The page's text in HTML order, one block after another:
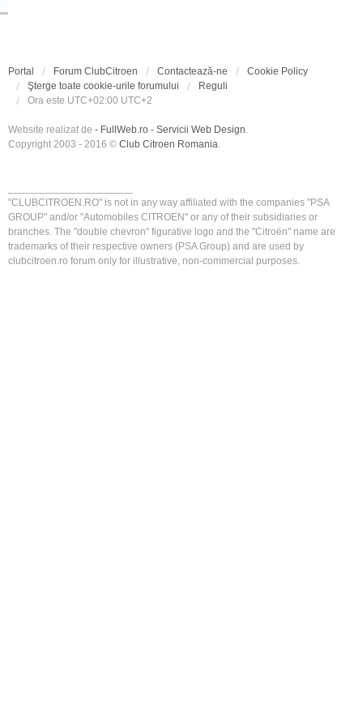
Portal Forum ClubCitroen Contactează-ne
Cookie Policy
Şterge toate cookie-urile forumului
Reguli
Ora este UTC+02:00 UTC+2
Website realizat de - FullWeb.ro - Servicii Web Design.
Copyright 2003 - 2016 © Club Citroen Romania.
"CLUBCITROEN.RO" is not in any way affiliated with the companies "PSA
GROUP" and/or "Automobiles CITROEN" or any of their subsidiaries or
branches. The "double chevron" figurative logo and the "Citroën" name are
trademarks of their respective owners (PSA Group) and are used by
clubcitroen.ro forum only for illustrative, non-commercial purposes.